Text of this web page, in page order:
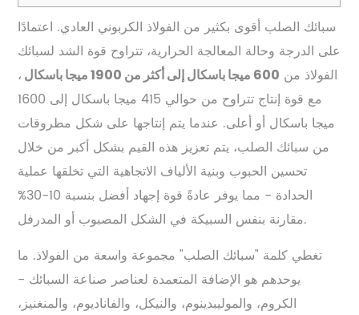
سبائك الصلب أقوى بكثير من الفولاذ الكربوني العادي. اعتمادًا
على الدرجة وحالة المعالجة الحرارية، تتراوح قوة الشد لسبائك
الفولاذ من 600 ميجا باسكال إلى أكثر من 1900 ميجا باسكال
،
مع قوة إنتاج تتراوح من حوالي 415 ميجا باسكال إلى 1600
ميجا باسكال أو أعلى. عندما يتم إنتاجها على شكل مطروقات
من سبائك الصلب، يتم تعزيز هذه القيم بشكل أكبر من خلال
تحسين الحبوب وبنية الألياف الاتجاهية التي تخلقها عملية
الحدادة - مما يوفر عادةً قوة إجهاد أفضل بنسبة 10-30%
مقارنة بنفس السبيكة في الشكل المصبوب أو المدرفل.
تغطي كلمة "سبائك الصلب" مجموعة واسعة من الفولاذ. ما
يوحدهم هو الإضافة المتعمدة لعناصر صناعة السبائك -
الكروم، والموليبدينوم، والنيكل، والفاناديوم، والمنغنيز،